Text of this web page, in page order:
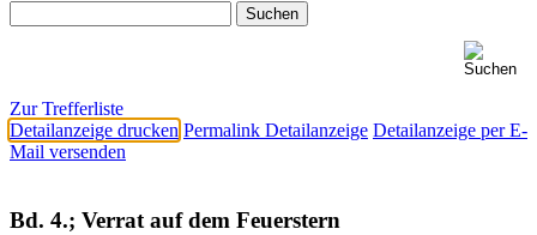
Zur Trefferliste
Detailanzeige drucken Permalink Detailanzeige Detailanzeige per E-
Mail versenden
Bd. 4.; Verrat auf dem Feuerstern